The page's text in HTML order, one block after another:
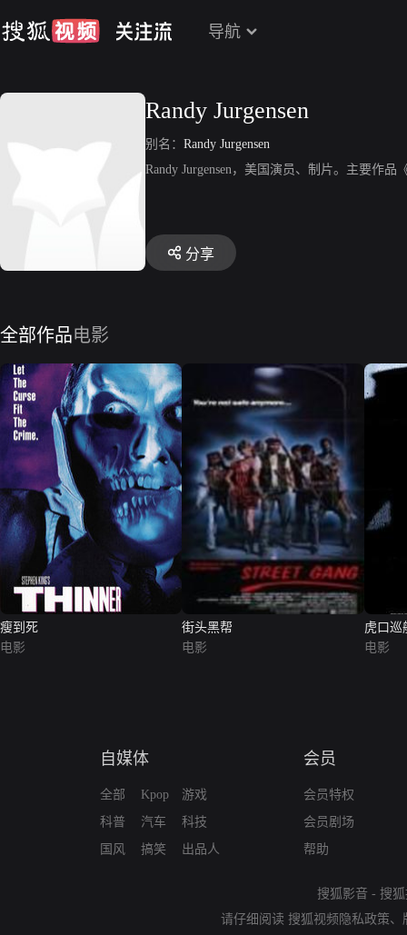
导航
Randy Jurgensen
别名： Randy Jurgensen
Randy Jurgensen，美国演员、制片。主要作
分享
全部作品电影
瘦到死
电影
街头黑帮
电影
虎口巡
电影
自媒体
全部
科普
国风
Kpop
汽车
搞笑
游戏
科技
出品人
会员
会员特权
会员剧场
帮助
搜狐影音 - 搜
请仔细阅读 搜狐视频隐私政策、